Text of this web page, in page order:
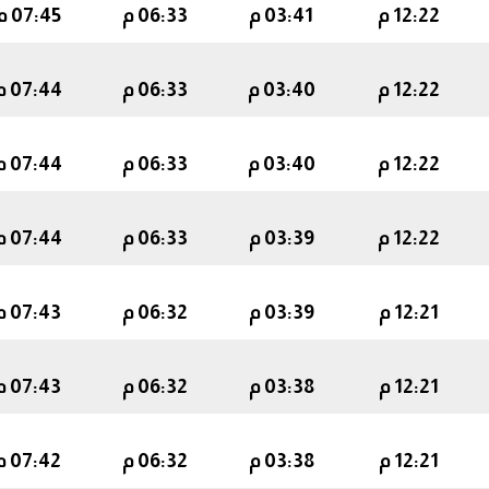
12:22 م 03:41 م 06:33 م 07:45 م
12:22 م 03:40 م 06:33 م 07:44 م
12:22 م 03:40 م 06:33 م 07:44 م
12:22 م 03:39 م 06:33 م 07:44 م
12:21 م 03:39 م 06:32 م 07:43 م
12:21 م 03:38 م 06:32 م 07:43 م
12:21 م 03:38 م 06:32 م 07:42 م